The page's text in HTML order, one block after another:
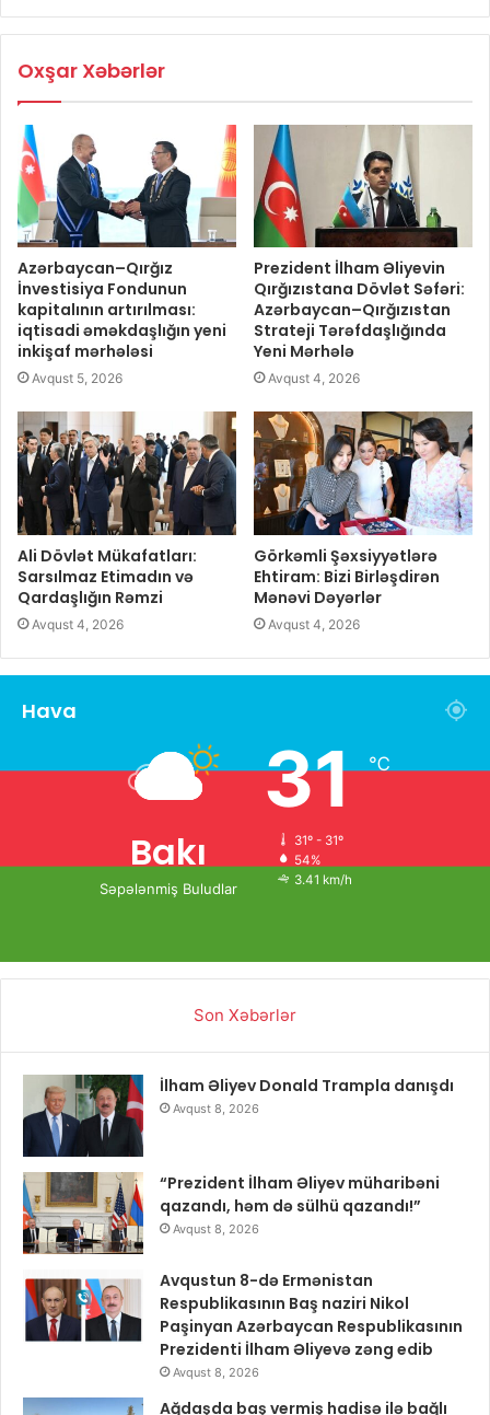
Oxşar Xəbərlər
Azərbaycan–Qırğız
İnvestisiya Fondunun
kapitalının artırılması:
iqtisadi əməkdaşlığın yeni
inkişaf mərhələsi
Avqust 5, 2026
Prezident İlham Əliyevin
Qırğızıstana Dövlət Səfəri:
Azərbaycan–Qırğızıstan
Strateji Tərəfdaşlığında
Yeni Mərhələ
Avqust 4, 2026
Ali Dövlət Mükafatları:
Sarsılmaz Etimadın və
Qardaşlığın Rəmzi
Avqust 4, 2026
Görkəmli Şəxsiyyətlərə
Ehtiram: Bizi Birləşdirən
Mənəvi Dəyərlər
Avqust 4, 2026
Hava
Bakı
Səpələnmiş Buludlar
31℃
31º - 31º
54%
3.41 km/h
Son Xəbərlər
İlham Əliyev Donald Trampla danışdı
Avqust 8, 2026
“Prezident İlham Əliyev müharibəni
qazandı, həm də sülhü qazandı!”
Avqust 8, 2026
Avqustun 8-də Ermənistan
Respublikasının Baş naziri Nikol
Paşinyan Azərbaycan Respublikasının
Prezidenti İlham Əliyevə zəng edib
Avqust 8, 2026
Ağdaşda baş vermiş hadisə ilə bağlı